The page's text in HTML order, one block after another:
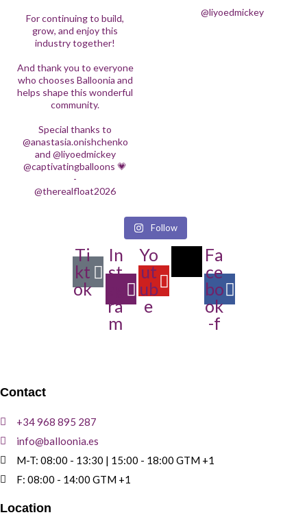
@anastasia.onishchenko and
@liyoedmickey @captivatingballoons 💗
-
@therealfloat2026
For continuing to build,
grow, and enjoy this
industry together!
And thank you to everyone
who chooses Balloonia and
helps shape this wonderful
community.
Special thanks to
@anastasia.onishchenko
and @liyoedmickey
@captivatingballoons 💗
-
@therealfloat2026
@liyoedmickey
Follow
Ti
kt
ok
In
st
ra
m
Yo
ut
ub
e
Fa
ce
bo
ok
-f
Contact
+34 968 895 287
info@balloonia.es
M-T: 08:00 - 13:30 | 15:00 - 18:00 GTM +1
F: 08:00 - 14:00 GTM +1
Location